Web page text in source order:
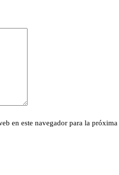
en este navegador para la